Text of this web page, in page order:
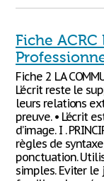
Fiche
Fiche 2 LA
L’écrit reste le
leurs relations
preuve. • L’écrit
d’image. I .
règles de
ponctuation.
simples. Eviter